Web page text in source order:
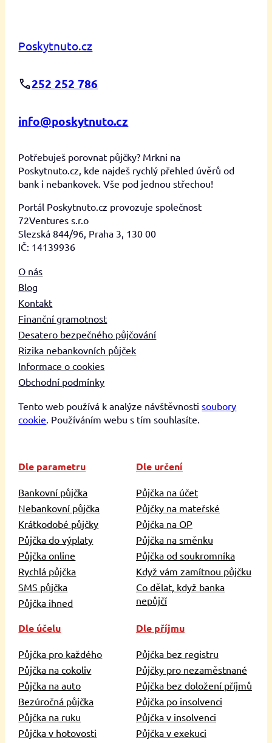
Poskytnuto.cz
252 252 786
info@poskytnuto.cz
Potřebuješ porovnat půjčky? Mrkni na
Poskytnuto.cz, kde najdeš rychlý přehled úvěrů od
bank i nebankovek. Vše pod jednou střechou!
Portál Poskytnuto.cz provozuje společnost
72Ventures s.r.o
Slezská 844/96, Praha 3, 130 00
IČ: 14139936
O nás
Blog
Kontakt
Finanční gramotnost
Desatero bezpečného půjčování
Rizika nebankovních půjček
Informace o cookies
Obchodní podmínky
Tento web používá k analýze návštěvnostisoubory
cookie . Používáním webu s tím souhlasíte.
Dle parametru
Bankovní půjčka
Nebankovní půjčka
Krátkodobé půjčky
Půjčka do výplaty
Půjčka online
Rychlá půjčka
SMS půjčka
Půjčka ihned
Dle určení
Půjčka na účet
Půjčky na mateřské
Půjčka na OP
Půjčka na směnku
Půjčka od soukromníka
Když vám zamítnou půjčku
Co dělat, když banka
nepůjčí
Dle účelu
Půjčka pro každého
Půjčka na cokoliv
Půjčka na auto
Bezúročná půjčka
Půjčka na ruku
Půjčka v hotovosti
Dle příjmu
Půjčka bez registru
Půjčky pro nezaměstnané
Půjčka bez doložení příjmů
Půjčka po insolvenci
Půjčka v insolvenci
Půjčka v exekuci